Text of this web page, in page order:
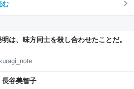
む
は、味方同士を殺し合わせたことだ。
長谷美智子